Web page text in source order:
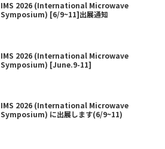
IMS 2026 (International Microwave
Symposium) [6/9~11]出展通知
IMS 2026 (International Microwave
Symposium) [June.9-11]
IMS 2026 (International Microwave
Symposium) に出展します(6/9~11)